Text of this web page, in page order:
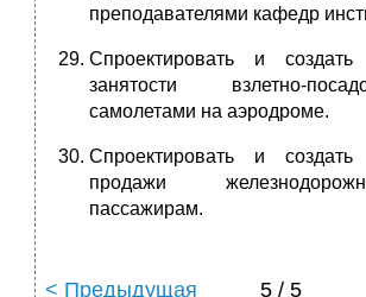
преподавателями кафедр
Спроектировать и
занятости взлетно-
самолетами на аэродроме.
Спроектировать и
продажи
пассажирам.
< Предыдущая 5 / 5